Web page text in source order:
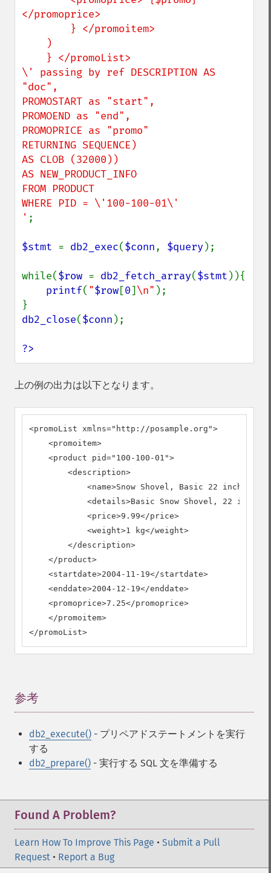
</promoprice>
\' passing by ref DESCRIPTION AS
"doc",
PROMOSTART as "start",
PROMOEND as "end",
PROMOPRICE as "promo"
RETURNING SEQUENCE)
AS CLOB (32000))
AS NEW_PRODUCT_INFO
FROM PRODUCT
WHERE PID = \'100-100-01\'
' ;
$stmt = db2_exec($conn, $query);
while($row = db2_fetch_array($stmt )){
printf( "$row[0] \n" );
db2_close($conn );
?>
上の例の出力は以下となります。
<promoList xmlns="http://posample.org">
    <promoitem>
    <product pid="100-100-01">
        <description>
<name>Snow Shovel, Basic 22 inch</
<details>Basic Snow Shovel, 22
            <price>9.99</price>
            <weight>1 kg</weight>
        </description>
    </product>
    <startdate>2004-11-19</startdate>
    <enddate>2004-12-19</enddate>
    <promoprice>7.25</promoprice>
    </promoitem>
</promoList>
参考
db2_execute() - プリペアドステートメントを実行
する
db2_prepare() - 実行する SQL 文を準備する
Found A Problem?
Learn How To Improve This Page • Submit a Pull
Request • Report a Bug